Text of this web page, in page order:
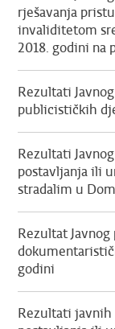
rješavanja
invaliditetom
2018. godini na
Rezultati
publicističkih
Rezultati
postavljanja ili
stradalim u
Rezultat
godini
Rezultati javnih